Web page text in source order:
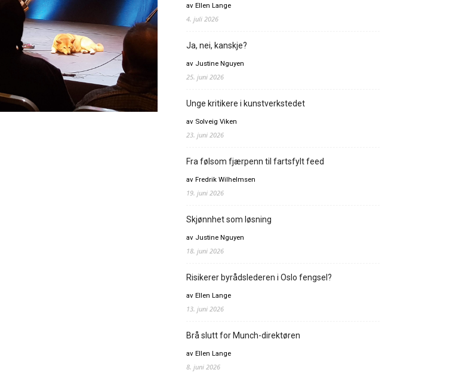
av Ellen Lange
4. juli 2026
Ja, nei, kanskje?
av Justine Nguyen
25. juni 2026
Unge kritikere i kunstverkstedet
av Solveig Viken
23. juni 2026
Fra følsom fjærpenn til fartsfylt feed
av Fredrik Wilhelmsen
19. juni 2026
Skjønnhet som løsning
av Justine Nguyen
18. juni 2026
Risikerer byrådslederen i Oslo fengsel?
av Ellen Lange
13. juni 2026
Brå slutt for Munch-direktøren
av Ellen Lange
8. juni 2026